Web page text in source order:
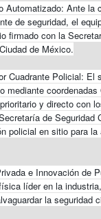
Automatizado: Ante la
de seguridad, el
firmado con la
de México.
Cuadrante Policial: El
mediante
y directo con
de Seguridad
policial en sitio para la
e Innovación de
líder en la
la seguridad